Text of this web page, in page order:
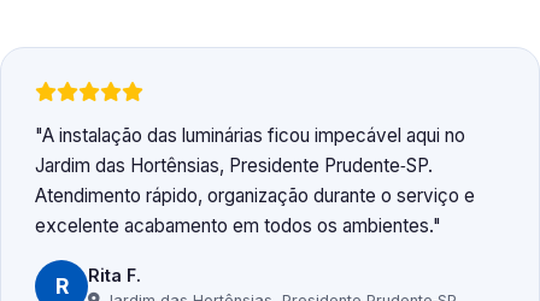
A instalação das luminárias ficou impecável aqui no
Jardim das Hortênsias, Presidente Prudente‑SP.
Atendimento rápido, organização durante o serviço e
excelente acabamento em todos os ambientes.
R Rita F.